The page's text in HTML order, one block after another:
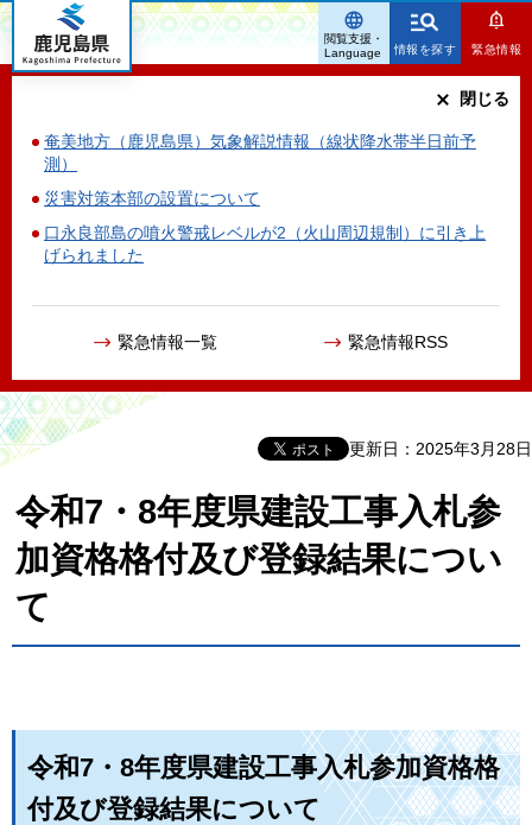
鹿児島県
情報を探す 緊急情報
奄美地方（鹿児島県）気象解説情報（線状降水帯半日前予
測）
災害対策本部の設置について
口永良部島の噴火警戒レベルが2（火山周辺規制）に引き上
げられました
緊急情報一覧 緊急情報RSS
閉じる
閲覧支援・
Language
更新日：2025年3月28日
令和7・8年度県建設工事入札参
加資格格付及び登録結果につい
て
令和7・8年度県建設工事入札参加資格格
付及び登録結果について